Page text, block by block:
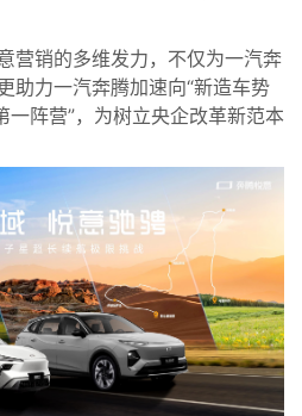
营销的多维发力，不仅为一汽奔
助力一汽奔腾加速向“新造车势
一阵营”，为树立央企改革新范本